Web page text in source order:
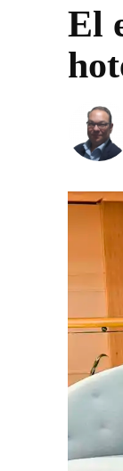
El